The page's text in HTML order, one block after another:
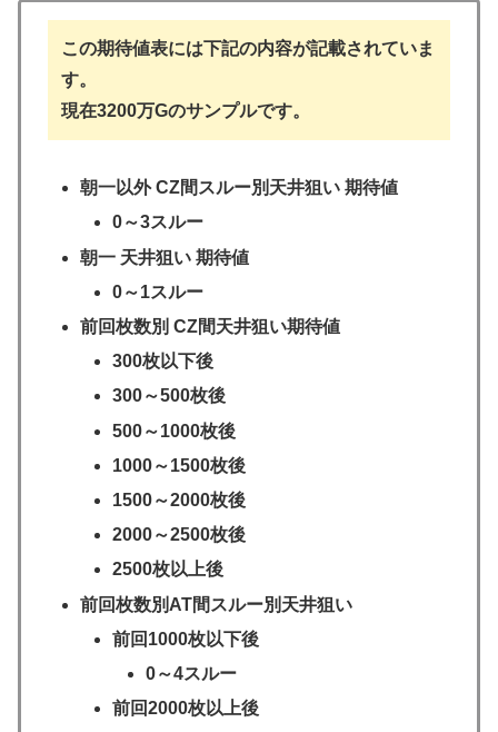
この期待値表には下記の内容が記載されていま
す。
現在3200万Gのサンプルです。
朝一以外 CZ間スルー別天井狙い 期待値
0～3スルー
朝一 天井狙い 期待値
0～1スルー
前回枚数別 CZ間天井狙い期待値
300枚以下後
300～500枚後
500～1000枚後
1000～1500枚後
1500～2000枚後
2000～2500枚後
2500枚以上後
前回枚数別AT間スルー別天井狙い
前回1000枚以下後
0～4スルー
前回2000枚以上後